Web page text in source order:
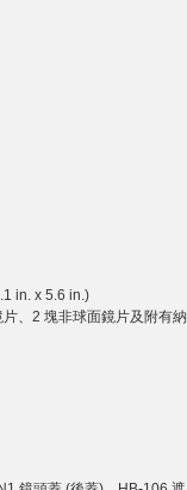
in. x 5.6 in.)
、2 塊非球面鏡片及附有納